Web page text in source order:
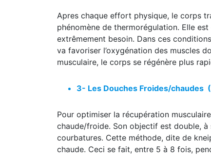
Apres chaque effort physique, le corps
phénomène de thermorégulation. Elle
extrêmement besoin. Dans ces
va favoriser l’oxygénation des muscles
musculaire, le corps se régénère plus
3- Les Douches Froides/chaudes
Pour optimiser la récupération
chaude/froide. Son objectif est double,
courbatures. Cette méthode, dite de
chaude. Ceci se fait, entre 5 à 8 fois,